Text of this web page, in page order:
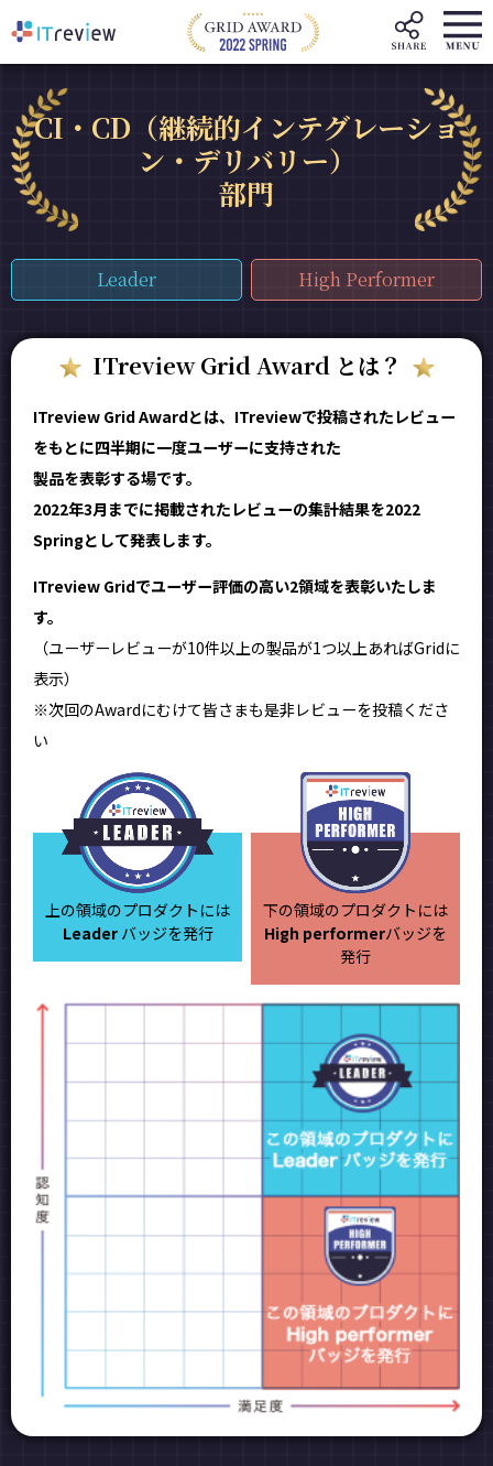
CI・CD（継続的インテグレーショ
ン・デリバリー）
部門
Leader High Performer
ITreview Grid Award とは？
ITreview Grid Awardとは、ITreviewで投稿されたレビュー
をもとに四半期に一度ユーザーに支持された
製品を表彰する場です。
2022年3月までに掲載されたレビューの集計結果を2022
Springとして発表します。
ITreview Gridでユーザー評価の高い2領域を表彰いたしま
す。
（ユーザーレビューが10件以上の製品が1つ以上あればGridに
表示）
※次回のAwardにむけて皆さまも是非レビューを投稿くださ
い
上の領域のプロダクトには
Leaderバッジを発行
下の領域のプロダクトには
High performerバッジを
発行